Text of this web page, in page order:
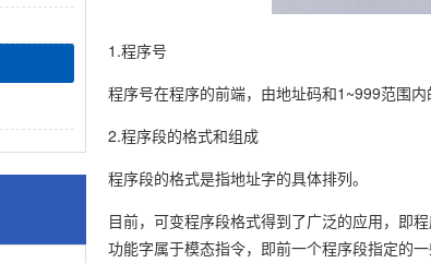
1.程序号
程序号在程序的前端，由地址码和1~999范围
2.程序段的格式和组成
程序段的格式是指地址字的具体排列。
目前，可变程序段格式得到了广泛的应用，即
功能字属于模态指令，即前一个程序段指定的